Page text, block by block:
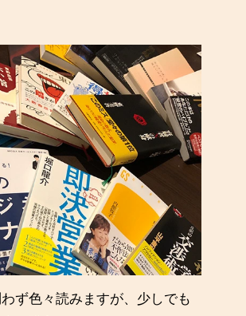
ず色々読みますが、少しでも